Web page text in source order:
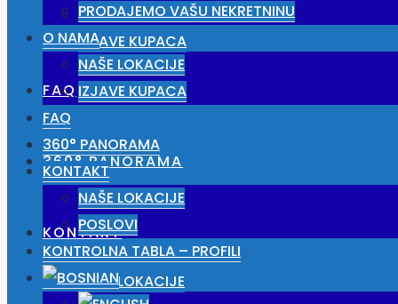
NAŠE LOKACIJE
IZJAVE KUPACA
FAQ
360° PANORAMA
KONTAKT
NAŠE LOKACIJE
PRODAJEMO VAŠU NEKRETNINU
O NAMA
NAŠE LOKACIJE
IZJAVE KUPACA
FAQ
360° PANORAMA
KONTAKT
NAŠE LOKACIJE
POSLOVI
KONTROLNA TABLA – PROFILI